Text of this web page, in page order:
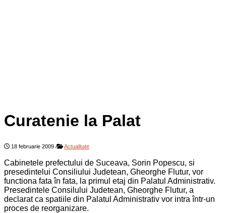
Curatenie la Palat
18 februarie 2009 / Actualitate
Cabinetele prefectului de Suceava, Sorin Popescu, si
presedintelui Consiliului Judetean, Gheorghe Flutur, vor
functiona fata în fata, la primul etaj din Palatul Administrativ.
Presedintele Consilului Judetean, Gheorghe Flutur, a
declarat ca spatiile din Palatul Administrativ vor intra într-un
proces de reorganizare.